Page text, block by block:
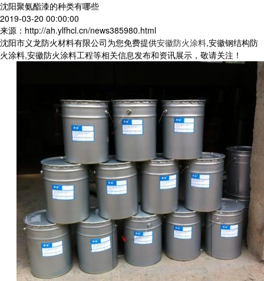
沈阳聚氨酯漆的种类有哪些
2019-03-20 00:00:00
来源：http://ah.ylfhcl.cn/news385980.html
沈阳市义龙防火材料有限公司为您免费提供安徽防火涂料,安徽钢结构防
火涂料,安徽防火涂料工程等相关信息发布和资讯展示，敬请关注！